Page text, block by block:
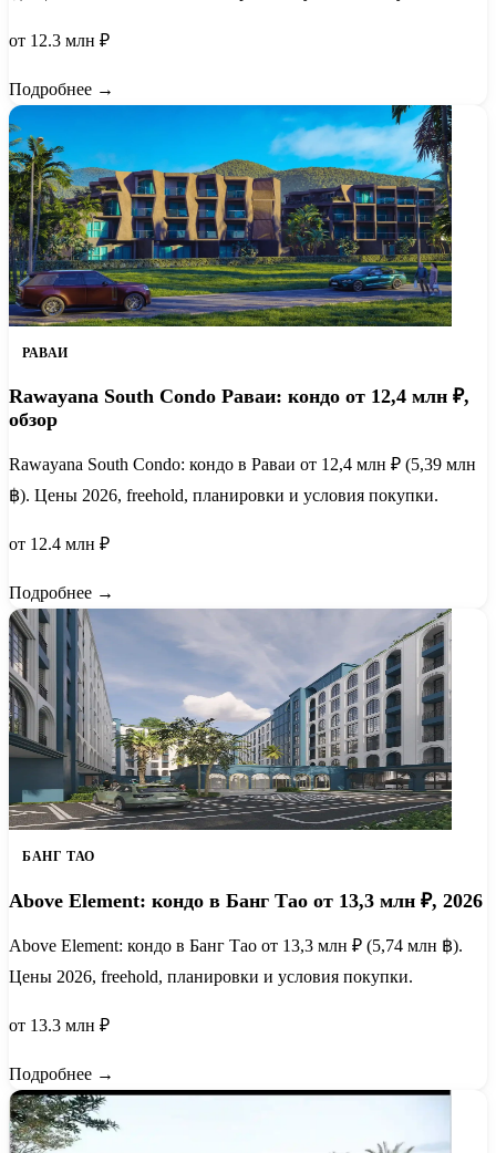
от 12.3 млн ₽
Подробнее →
РАВАИ
Rawayana South Condo Раваи: кондо от 12,4 млн ₽,
обзор
Rawayana South Condo: кондо в Раваи от 12,4 млн ₽ (5,39 млн
฿). Цены 2026, freehold, планировки и условия покупки.
от 12.4 млн ₽
Подробнее →
БАНГ ТАО
Above Element: кондо в Банг Тао от 13,3 млн ₽, 2026
Above Element: кондо в Банг Тао от 13,3 млн ₽ (5,74 млн ฿).
Цены 2026, freehold, планировки и условия покупки.
от 13.3 млн ₽
Подробнее →